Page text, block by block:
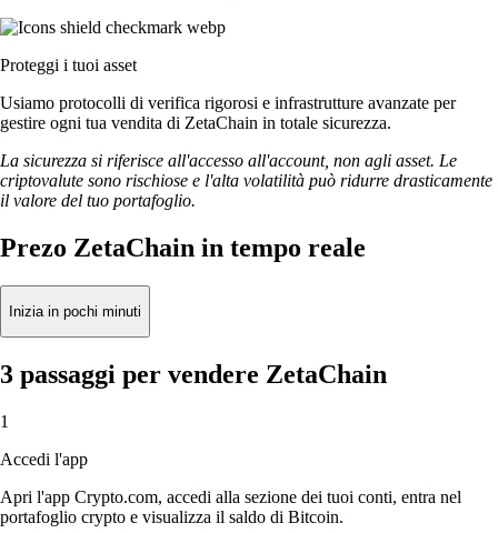
Proteggi i tuoi asset
Usiamo protocolli di verifica rigorosi e infrastrutture avanzate per
gestire ogni tua vendita di ZetaChain in totale sicurezza.
La sicurezza si riferisce all'accesso all'account, non agli asset. Le
criptovalute sono rischiose e l'alta volatilità può ridurre drasticamente
il valore del tuo portafoglio.
Prezo ZetaChain in tempo reale
Inizia in pochi minuti
3 passaggi per vendere ZetaChain
1
Accedi l'app
Apri l'app Crypto.com, accedi alla sezione dei tuoi conti, entra nel
portafoglio crypto e visualizza il saldo di Bitcoin.